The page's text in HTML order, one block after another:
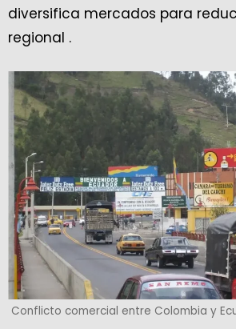
diversifica mercados para
regional .
Conflicto comercial entre Colombia y